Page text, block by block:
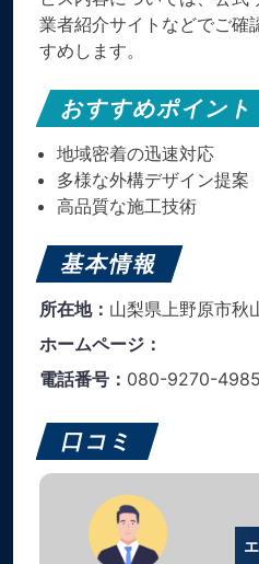
業者紹介サイトなどでご確
すめします。
おすすめポイント
地域密着の迅速対応
多様な外構デザイン提案
高品質な施工技術
基本情報
所在地： 山梨県上野原市秋
ホームページ：
電話番号： 080-9270-4985
口コミ